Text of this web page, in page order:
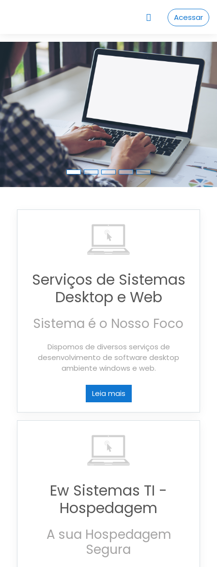
Acessar
Serviços de Sistemas
Desktop e Web
Sistema é o Nosso Foco
Dispomos de diversos serviços de
desenvolvimento de software desktop
ambiente windows e web.
Leia mais
Ew Sistemas TI -
Hospedagem
A sua Hospedagem
Segura